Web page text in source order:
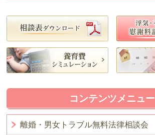
コンテンツメニュー
離婚・男女トラブル無料法律相談会